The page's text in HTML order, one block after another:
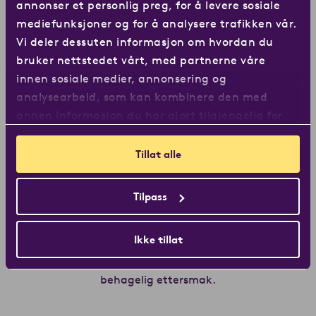
annonser et personlig preg, for å levere sosiale
mediefunksjoner og for å analysere trafikken vår.
Vi deler dessuten informasjon om hvordan du
bruker nettstedet vårt, med partnerne våre
innen sosiale medier, annonsering og
analysearbeid, som kan kombinere den med
dem, eller som de har samlet inn gjennom din
bruk av tjenestene deres.
Tillat alle
Tilpass
Ikke tillat
Corus
En balansert pulverkaffe med tydelig fylde og en lang,
behagelig ettersmak.